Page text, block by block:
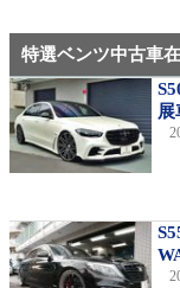
特選ベンツ中古車